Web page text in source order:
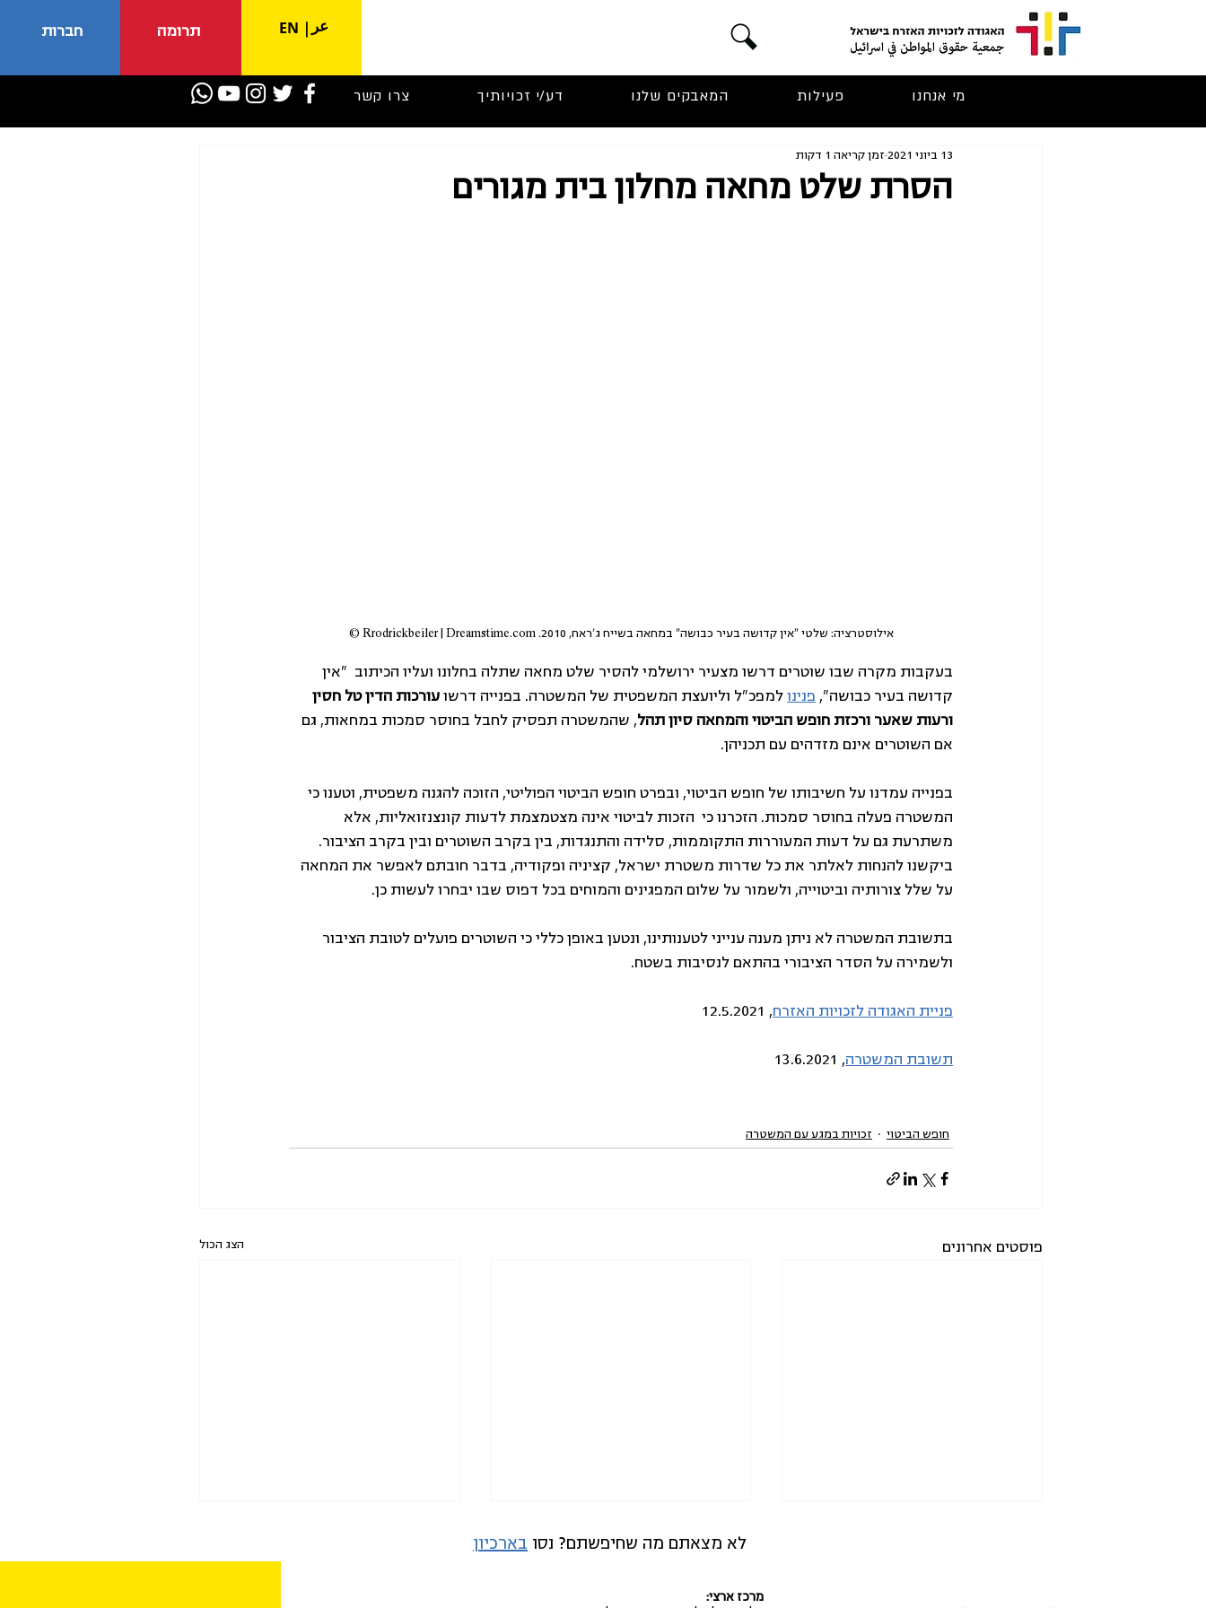
חברות תרומה عر EN
מי אנחנו פעילות המאבקים שלנו דע/י זכויותיך צרו קשר
הסרת שלט מחאה מחלון בית מגורים
13 ביוני 2021 זמן קריאה 1 דקות
אילוסטרציה: שלטי "אין קדושה בעיר כבושה" במחאה בשייח ג'ראח, 2010. Rrodrickbeiler | Dreamstime.com ©
בעקבות מקרה שבו שוטרים דרשו מצעיר ירושלמי להסיר שלט מחאה שתלה בחלונו ועליו הכיתוב  "אין
קדושה בעיר כבושה", פנינו למפכ"ל וליועצת המשפטית של המשטרה. בפנייה דרשו עורכות הדין טל חסין
ורעות שאער ורכזת חופש הביטוי והמחאה סיון תהל, שהמשטרה תפסיק לחבל בחוסר סמכות במחאות, גם
אם השוטרים אינם מזדהים עם תכניהן.
בפנייה עמדנו על חשיבותו של חופש הביטוי, ובפרט חופש הביטוי הפוליטי, הזוכה להגנה משפטית, וטענו כי
המשטרה פעלה בחוסר סמכות. הזכרנו כי  הזכות לביטוי אינה מצטמצמת לדעות קונצנזואליות, אלא
משתרעת גם על דעות המעוררות התקוממות, סלידה והתנגדות, בין בקרב השוטרים ובין בקרב הציבור.
ביקשנו להנחות לאלתר את כל שדרות משטרת ישראל, קציניה ופקודיה, בדבר חובתם לאפשר את המחאה
על שלל צורותיה וביטוייה, ולשמור על שלום המפגינים והמוחים בכל דפוס שבו יבחרו לעשות כן.
בתשובת המשטרה לא ניתן מענה ענייני לטענותינו, ונטען באופן כללי כי השוטרים פועלים לטובת הציבור
ולשמירה על הסדר הציבורי בהתאם לנסיבות בשטח.
פניית האגודה לזכויות האזרח, 12.5.2021
תשובת המשטרה, 13.6.2021
חופש הביטוי זכויות במגע עם המשטרה
פוסטים אחרונים הצג הכול
לא מצאתם מה שחיפשתם? נסו בארכיון
מרכז ארצי: